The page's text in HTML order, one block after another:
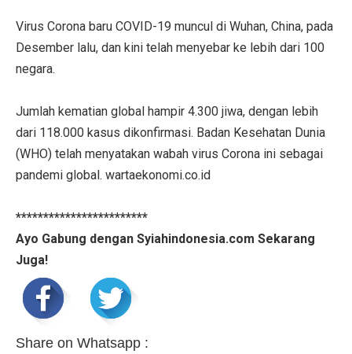
Virus Corona baru COVID-19 muncul di Wuhan, China, pada
Desember lalu, dan kini telah menyebar ke lebih dari 100
negara.
Jumlah kematian global hampir 4.300 jiwa, dengan lebih
dari 118.000 kasus dikonfirmasi. Badan Kesehatan Dunia
(WHO) telah menyatakan wabah virus Corona ini sebagai
pandemi global. wartaekonomi.co.id
************************
Ayo Gabung dengan Syiahindonesia.com Sekarang
Juga!
Share on Whatsapp :